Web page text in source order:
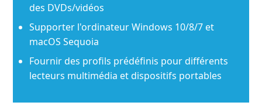
des DVDs/vidéos
Supporter l'ordinateur Windows 10/8/7 et
macOS Sequoia
Fournir des profils prédéfinis pour différents
lecteurs multimédia et dispositifs portables